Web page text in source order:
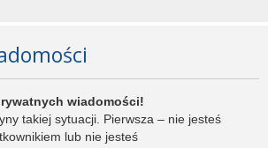
wiadomości!
takiej sytuacji. Pierwsza – nie jesteś
lub nie jesteś